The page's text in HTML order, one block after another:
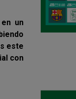
un
este
con